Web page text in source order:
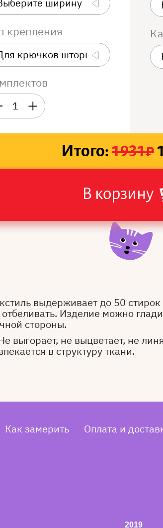
крепления
1
Итого:1931₽
В корзину
выдерживает до 50
Изделие можно
стороны.
выгорает, не выцветает, не
в структуру ткани.
Как замерить
Оплата и